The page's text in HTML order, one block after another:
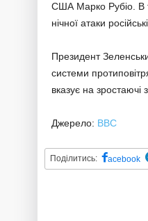
США Марко Рубіо. В
нічної атаки
Президент
системи
вказує на зростаючі
Джерело: BBC
Поділитись: acebook